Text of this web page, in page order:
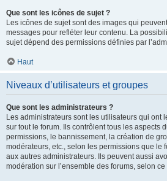
Que sont les icônes de sujet ?
Les icônes de sujet sont des images qui
messages pour refléter leur contenu. La
sujet dépend des permissions définies par
Haut
Niveaux d’utilisateurs et groupes
Que sont les administrateurs ?
Les administrateurs sont les utilisateurs qui ont
sur tout le forum. Ils contrôlent tous les aspects
permissions, le bannissement, la création de
modérateurs, etc., selon les permissions que le
aux autres administrateurs. Ils peuvent aussi
modération sur l’ensemble des forums, selon